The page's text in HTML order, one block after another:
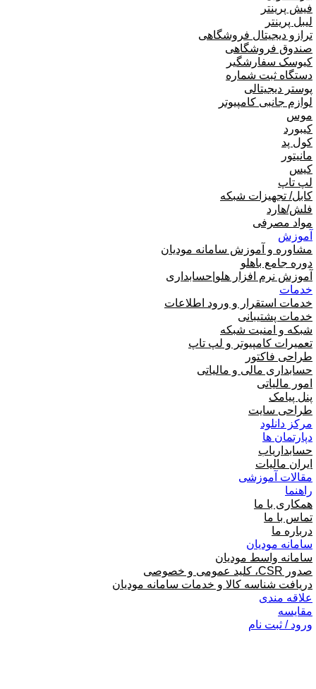
فیش پرینتر
لیبل پرینتر
ترازو دیجیتال فروشگاهی
صندوق فروشگاهی
کیوسک سفارشگیر
دستگاه ثبت شماره
پوستر دیجیتالی
لوازم جانبی کامپیوتر
موس
کیبورد
کول پد
مانیتور
کیس
لپ تاپ
کابل/ تجهیزات شبکه
فلش/هارد
مواد مصرفی
آموزش
مشاوره و آموزش سامانه مودیان
دوره جامع باهلو
آموزش نرم افزار هلو|حسابداری
خدمات
خدمات استقرار و ورود اطلاعات
خدمات پشتیبانی
شبکه و امنیت شبکه
تعمیرات کامپیوتر و لپ تاپ
طراحی فاکتور
حسابداری مالی و مالیاتی
امور مالیاتی
پنل پیامک
طراحی سایت
مرکز دانلود
دپارتمان ها
حسابداریاب
ایران مالیات
مقالات آموزشی
راهنما
همکاری با ما
تماس با ما
درباره ما
سامانه مودیان
سامانه واسط مودیان
صدور CSR، کلید عمومی و خصوصی
دریافت شناسه کالا و خدمات سامانه مودیان
علاقه مندی
مقایسه
ورود / ثبت نام